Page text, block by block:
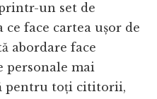
un set de
ce face cartea ușor de
abordare face
personale mai
pentru toți cititorii,